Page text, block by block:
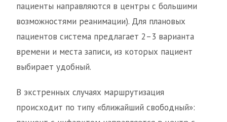
пациенты направляются в центры с большими
возможностями реанимации). Для плановых
пациентов система предлагает 2–3 варианта
времени и места записи, из которых пациент
выбирает удобный.
В экстренных случаях маршрутизация
происходит по типу «ближайший свободный»: